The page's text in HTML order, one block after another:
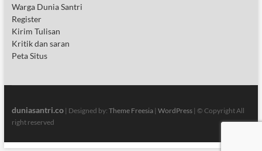
Warga Dunia Santri
Register
Kirim Tulisan
Kritik dan saran
Peta Situs
duniasantri.co| Designed by: Theme Freesia| WordPress| © Copyright All
right reserved